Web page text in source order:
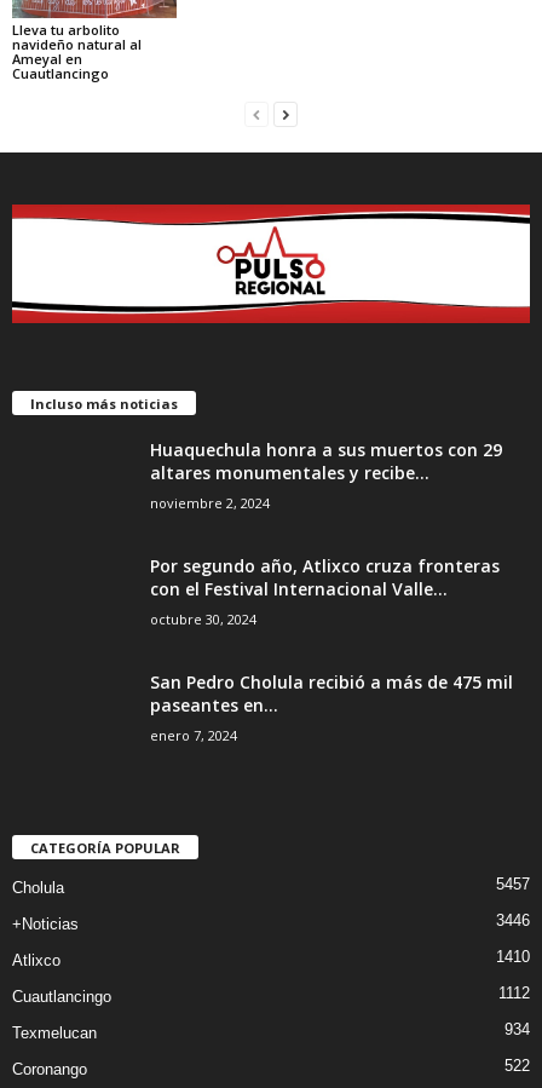
Lleva tu arbolito
navideño natural al
Ameyal en
Cuautlancingo
Incluso más noticias
Huaquechula honra a sus muertos con 29
altares monumentales y recibe...
noviembre 2, 2024
Por segundo año, Atlixco cruza fronteras
con el Festival Internacional Valle...
octubre 30, 2024
San Pedro Cholula recibió a más de 475 mil
paseantes en...
enero 7, 2024
CATEGORÍA POPULAR
Cholula 5457
+Noticias 3446
Atlixco 1410
Cuautlancingo 1112
Texmelucan 934
Coronango 522